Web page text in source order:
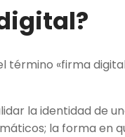
término «firma
la identidad de
la forma en